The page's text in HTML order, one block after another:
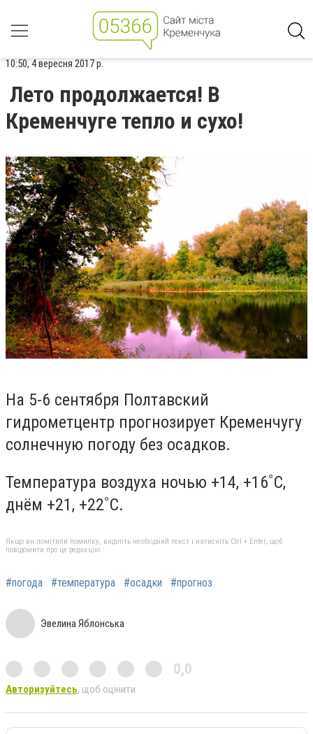
10:50, 4 вересня 2017 р.
Лето продолжается! В
Кременчуге тепло и сухо!
На 5-6 сентября Полтавский
гидрометцентр прогнозирует Кременчугу
солнечную погоду без осадков.
Температура воздуха ночью +14, +16˚С,
днём +21, +22˚С.
Якщо ви помітили помилку, виділіть необхідний текст і натисніть Ctrl + Enter, щоб
повідомити про це редакцію
#погода #температура #осадки #прогноз
Эвелина Яблонська
0,0
Авторизуйтесь, щоб оцінити